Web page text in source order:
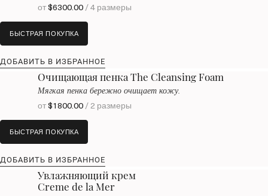
от$6300.00/ 4 размеры
БЫСТРАЯ ПОКУПКА
ДОБАВИТЬ В ИЗБРАННОЕ
Очищающая пенка The Cleansing Foam
Мягкая пенка бережно очищает кожу.
от$1800.00/ 2 размеры
БЫСТРАЯ ПОКУПКА
ДОБАВИТЬ В ИЗБРАННОЕ
Увлажняющий крем
Creme de la Mer